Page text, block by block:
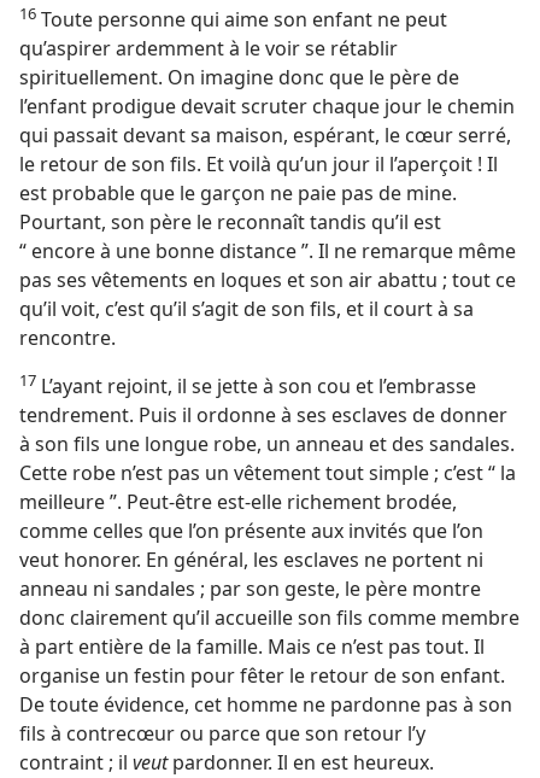
16 Toute personne qui aime son enfant ne peut
qu’aspirer ardemment à le voir se rétablir
spirituellement. On imagine donc que le père de
l’enfant prodigue devait scruter chaque jour le chemin
qui passait devant sa maison, espérant, le cœur serré,
le retour de son fils. Et voilà qu’un jour il l’aperçoit ! Il
est probable que le garçon ne paie pas de mine.
Pourtant, son père le reconnaît tandis qu’il est
“ encore à une bonne distance ”. Il ne remarque même
pas ses vêtements en loques et son air abattu ; tout ce
qu’il voit, c’est qu’il s’agit de son fils, et il court à sa
rencontre.
17 L’ayant rejoint, il se jette à son cou et l’embrasse
tendrement. Puis il ordonne à ses esclaves de donner
à son fils une longue robe, un anneau et des sandales.
Cette robe n’est pas un vêtement tout simple ; c’est “ la
meilleure ”. Peut-être est-​elle richement brodée,
comme celles que l’on présente aux invités que l’on
veut honorer. En général, les esclaves ne portent ni
anneau ni sandales ; par son geste, le père montre
donc clairement qu’il accueille son fils comme membre
à part entière de la famille. Mais ce n’est pas tout. Il
organise un festin pour fêter le retour de son enfant.
De toute évidence, cet homme ne pardonne pas à son
fils à contrecœur ou parce que son retour l’y
contraint ; il veutpardonner. Il en est heureux.